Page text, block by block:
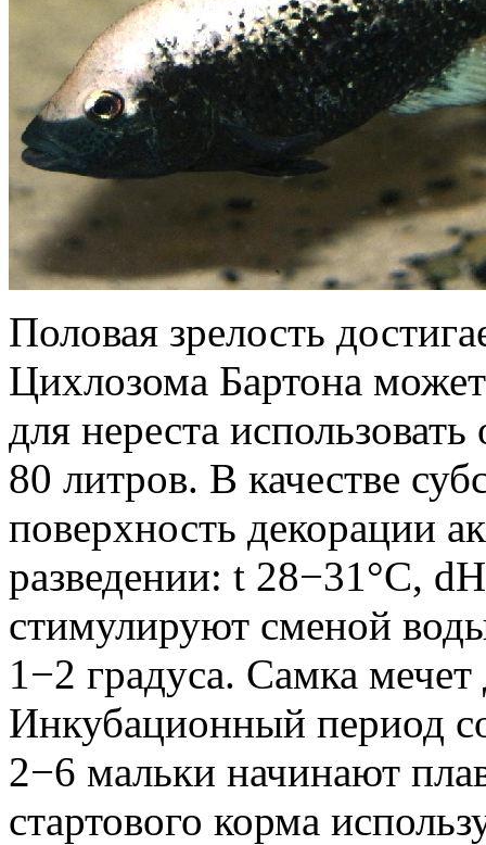
Половая зрелость
Цихлозома Бартона
для нереста
80 литров. В качестве
поверхность декорации
разведении: t 28−31°С,
стимулируют сменой
1−2 градуса. Самка
Инкубационный период
2−6 мальки начинают
стартового корма